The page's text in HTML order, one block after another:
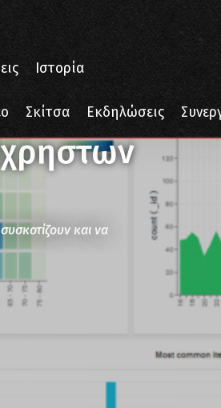
Ιστορία
Σκίτσα Εκδηλώσεις
και να